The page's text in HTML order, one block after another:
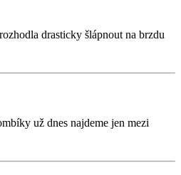
drasticky šlápnout na brzdu
už dnes najdeme jen mezi